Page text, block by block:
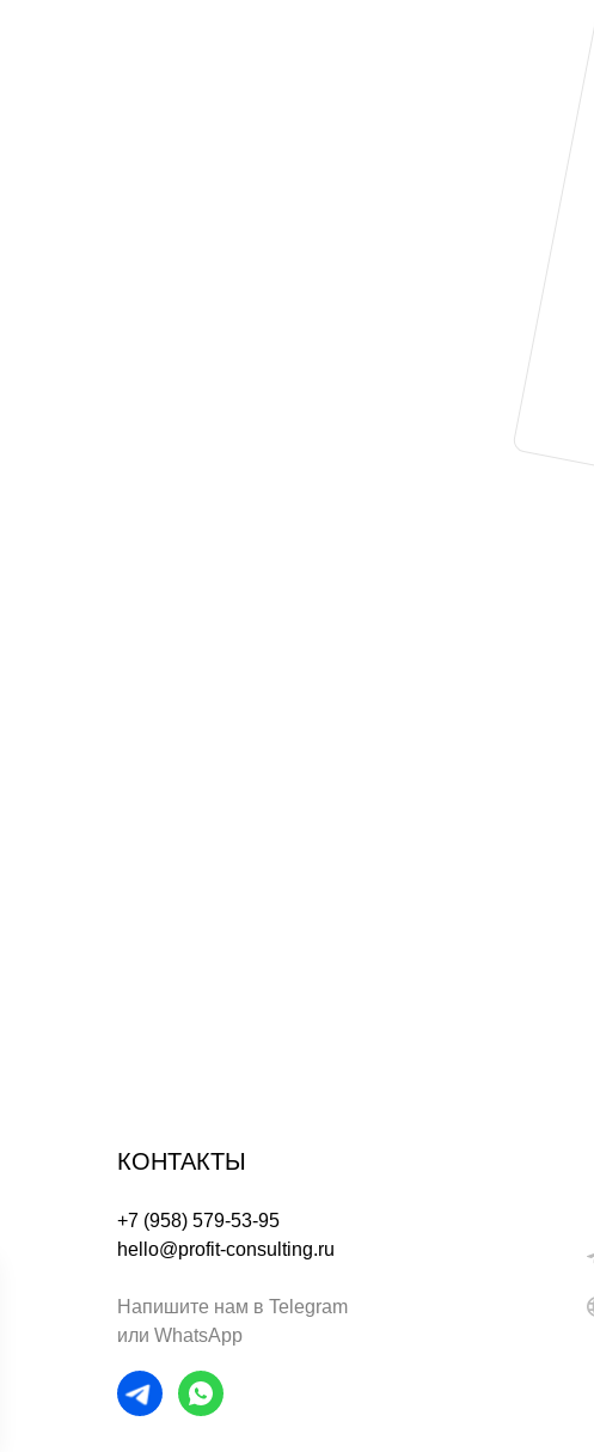
КОНТАКТЫ
+7 (958) 579-53-95
hello@profit-consulting.ru
Напишите нам в Telegram
или WhatsApp